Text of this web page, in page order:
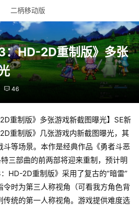
二柄移动版
：HD-2D重制版》多张
46
重制版》多张游戏新截图曝光】SE新
重制版》几张游戏内新截图曝光，其
斗等场景。本作是经典作品《勇者斗恶
三部曲的前两部将迎来重制，预计明
HD-2D重制版》采用了复古的“暗雷”
时为第三人称视角（可看我方角色背
传统的第一人称视角。游戏提供难度选